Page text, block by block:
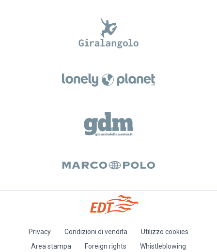
Privacy Condizioni di vendita
Utilizzo cookies
Area stampa
Foreign rights Whistleblowing